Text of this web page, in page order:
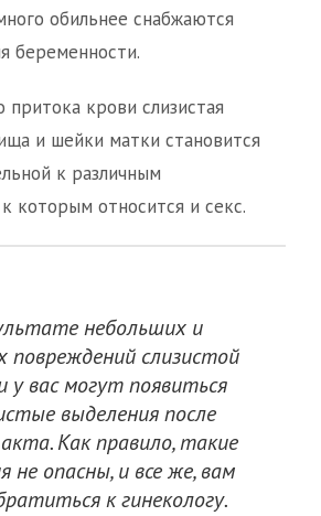
обильнее снабжаются
беременности.
притока крови слизистая
и шейки матки становится
к различным
которым относится и секс.
небольших и
повреждений слизистой
у вас могут появиться
выделения после
Как правило, такие
не опасны, и все же, вам
к гинекологу.